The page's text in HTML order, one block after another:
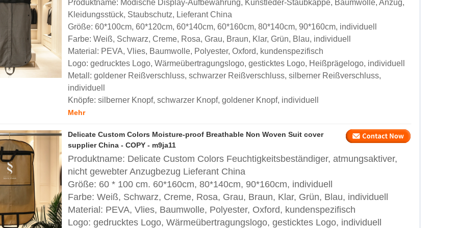
Produktname: Modische Display-Aufbewahrung, Kunstleder-Staubkappe, Baumwolle, Anzug,
Kleidungsstück, Staubschutz, Lieferant China
Größe: 60*100cm, 60*120cm, 60*140cm, 60*160cm, 80*140cm, 90*160cm, individuell
Farbe: Weiß, Schwarz, Creme, Rosa, Grau, Braun, Klar, Grün, Blau, individuell
Material: PEVA, Vlies, Baumwolle, Polyester, Oxford, kundenspezifisch
Logo: gedrucktes Logo, Wärmeübertragungslogo, gesticktes Logo, Heißprägelogo, individuell
Metall: goldener Reißverschluss, schwarzer Reißverschluss, silberner Reißverschluss,
individuell
Knöpfe: silberner Knopf, schwarzer Knopf, goldener Knopf, individuell
Mehr
Delicate Custom Colors Moisture-proof Breathable Non Woven Suit cover
supplier China - COPY - m9ja11
Produktname: Delicate Custom Colors Feuchtigkeitsbeständiger, atmungsaktiver,
nicht gewebter Anzugbezug Lieferant China
Größe: 60 * 100 cm. 60*160cm, 80*140cm, 90*160cm, individuell
Farbe: Weiß, Schwarz, Creme, Rosa, Grau, Braun, Klar, Grün, Blau, individuell
Material: PEVA, Vlies, Baumwolle, Polyester, Oxford, kundenspezifisch
Logo: gedrucktes Logo, Wärmeübertragungslogo, gesticktes Logo, individuell